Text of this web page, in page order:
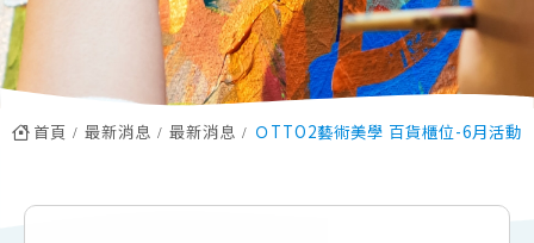
首頁 最新消息 最新消息 ＯTTO2藝術美學 百貨櫃位-6月活動